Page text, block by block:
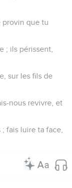
provin que tu
; ils périssent,
sur les fils de
nous revivre, et
fais luire ta face,